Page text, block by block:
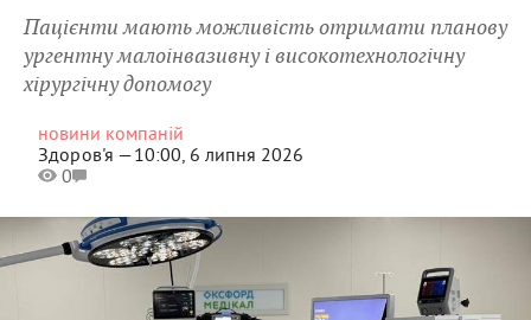
Пацієнти мають можливість отримати планову
ургентну малоінвазивну і високотехнологічну
хірургічну допомогу
новини компаній
Здоров'я —10:00, 6 липня 2026
0